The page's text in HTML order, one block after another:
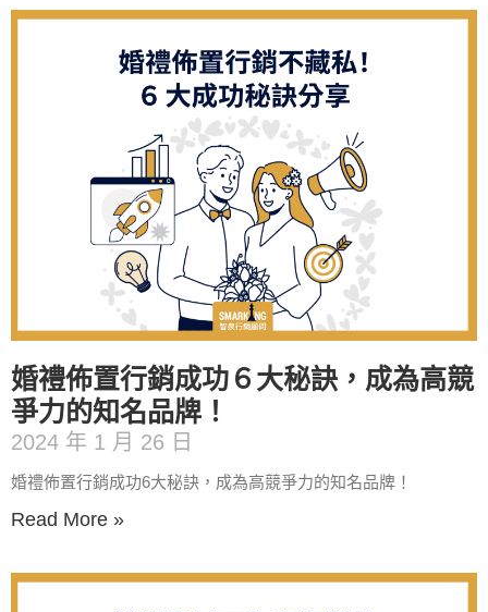
婚禮佈置行銷成功６大秘訣，成為高競
爭力的知名品牌！
2024 年 1 月 26 日
婚禮佈置行銷成功6大秘訣，成為高競爭力的知名品牌！
Read More »